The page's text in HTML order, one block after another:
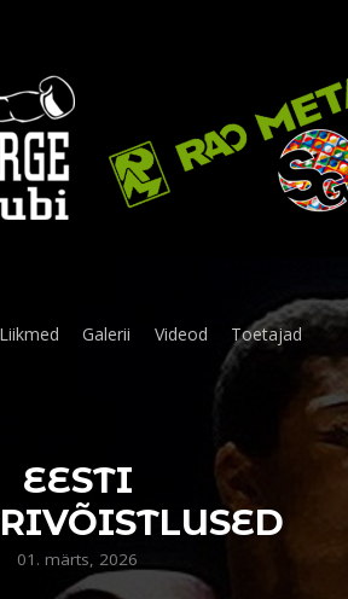
Liikmed Galerii Videod
Toetajad
EESTI
01. märts, 2026